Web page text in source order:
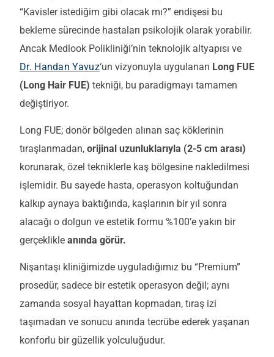
“Kavisler istediğim gibi olacak mı?” endişesi bu
bekleme sürecinde hastaları psikolojik olarak yorabilir.
Ancak Medlook Polikliniği’nin teknolojik altyapısı ve
Dr. Handan Yavuz‘un vizyonuyla uygulanan Long FUE
(Long Hair FUE) tekniği, bu paradigmayı tamamen
değiştiriyor.
Long FUE; donör bölgeden alınan saç köklerinin
tıraşlanmadan, orijinal uzunluklarıyla (2-5 cm arası)
korunarak, özel tekniklerle kaş bölgesine nakledilmesi
işlemidir. Bu sayede hasta, operasyon koltuğundan
kalkıp aynaya baktığında, kaşlarının bir yıl sonra
alacağı o dolgun ve estetik formu %100’e yakın bir
gerçeklikle anında görür.
Nişantaşı kliniğimizde uyguladığımız bu “Premium”
prosedür, sadece bir estetik operasyon değil; aynı
zamanda sosyal hayattan kopmadan, tıraş izi
taşımadan ve sonucu anında tecrübe ederek yaşanan
konforlu bir güzellik yolculuğudur.